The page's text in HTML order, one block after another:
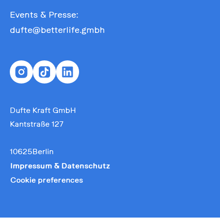
Events & Presse:
dufte@betterlife.gmbh
Dufte Kraft GmbH
Kantstraße 127
10625Berlin
Impressum & Datenschutz
Cookie preferences